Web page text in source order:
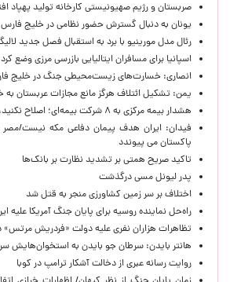
صربستان و رژیم صهیونیستی کارخانه تولید پهپاد
یونان به دنبال گسترش حضور نظامی در خلیج فارس
رئال مدل مورینیو با برد به استقبال فصل جدید
اسپانیا برای مسافران ایتالیایی بازرسی مرزی وضع کرد
انصاری: خسارت‌های زیست‌محیطی جنگ در خلیج
یمن: تشکیل ائتلاف هرگز مانع مجازات عربستان
هشدار بیمه مرکزی به ۸ شرکت بیمه‌ای؛ اصلاح نکنید، تعلیق می‌شوید
فیدان: ایران هدف پیمان دفاعی مکه نیست/مصر
پاکستان می پیوندد
تاکید صریح همتی بر تشدید نظارت بر بانک‌ها
پدر لیونل مسی درگذشت
اختلاف بر سر زمین کشاورزی منجر به قتل شد
راه‌حل نماینده روسیه برای پایان جنگ آمریکا علیه
تظاهرات هزاران نفری علیه دولت «فردریش مرتس»
هانتر بایدن: سرطان جو بایدن به استخوان‌هایش
روایت رسانه عبری از دخالت آشکار ترامپ در کوبا